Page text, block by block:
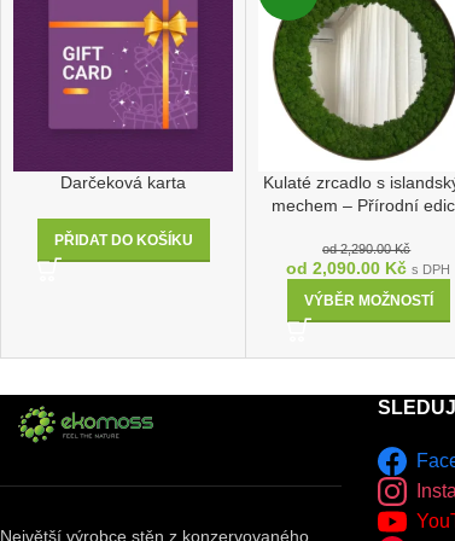
Darčeková karta
PŘIDAT DO KOŠÍKU
Kulaté zrcadlo s
mechem – Přírodní
od2,290.00Kč
od2,090.00 Kč s DPH
VÝBĚR MOŽNOSTÍ
Největší výrobce stěn z konzervovaného